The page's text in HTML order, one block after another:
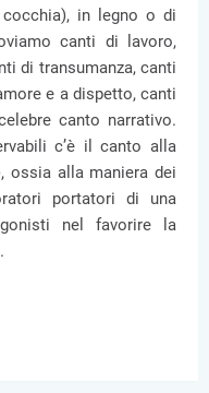
in legno o di
canti di lavoro,
di transumanza, canti
e a dispetto, canti
canto narrativo.
c’è il canto alla
ossia alla maniera dei
portatori di una
nel favorire la